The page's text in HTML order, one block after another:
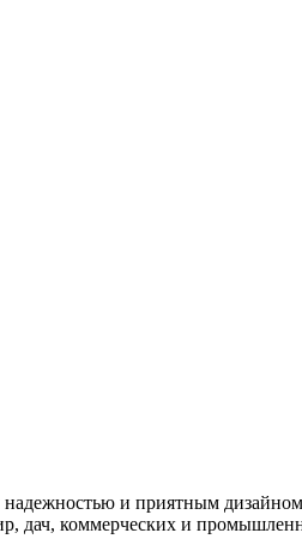
и приятным
дач, коммерческих и